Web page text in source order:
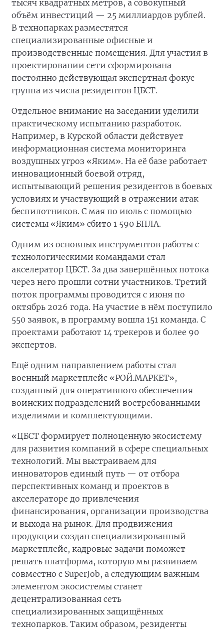
тысяч квадратных метров, а совокупный
объём инвестиций — 25 миллиардов рублей.
В технопарках разместятся
специализированные офисные и
производственные помещения. Для участия в
проектировании сети сформирована
постоянно действующая экспертная фокус-
группа из числа резидентов ЦБСТ.
Отдельное внимание на заседании уделили
практическому испытанию разработок.
Например, в Курской области действует
информационная система мониторинга
воздушных угроз «Яким». На её базе работает
инновационный боевой отряд,
испытывающий решения резидентов в боевых
условиях и участвующий в отражении атак
беспилотников. С мая по июль с помощью
системы «Яким» сбито 1 590 БПЛА.
Одним из основных инструментов работы с
технологическими командами стал
акселератор ЦБСТ. За два завершённых потока
через него прошли сотни участников. Третий
поток программы проводится с июня по
октябрь 2026 года. На участие в нём поступило
550 заявок, в программу вошла 151 команда. С
проектами работают 14 трекеров и более 90
экспертов.
Ещё одним направлением работы стал
военный маркетплейс «РОЙ.МАРКЕТ»,
созданный для оперативного обеспечения
воинских подразделений востребованными
изделиями и комплектующими.
«ЦБСТ формирует полноценную экосистему
для развития компаний в сфере специальных
технологий. Мы выстраиваем для
инноваторов единый путь — от отбора
перспективных команд и проектов в
акселераторе до привлечения
финансирования, организации производства
и выхода на рынок. Для продвижения
продукции создан специализированный
маркетплейс, кадровые задачи поможет
решать платформа, которую мы развиваем
совместно с SuperJob, а следующим важным
элементом экосистемы станет
децентрализованная сеть
специализированных защищённых
технопарков. Таким образом, резиденты